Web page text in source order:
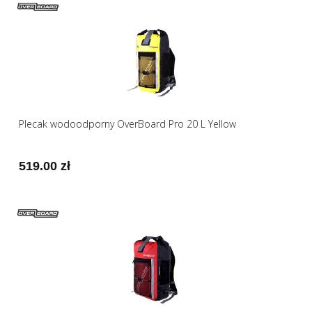
Plecak wodoodporny OverBoard Pro 20 L Yellow
519.00 zł